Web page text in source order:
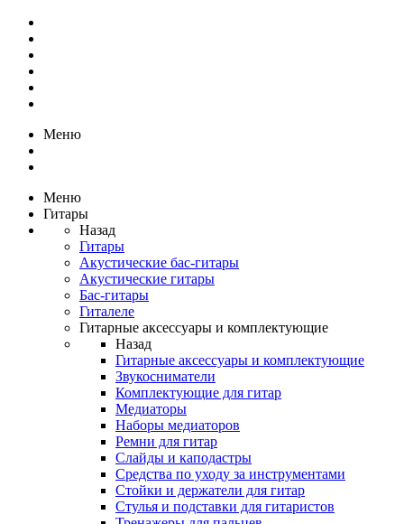
Меню
Меню
Гитары
Назад
Гитары
Акустические бас-гитары
Акустические гитары
Бас-гитары
Гиталеле
Гитарные аксессуары и комплектующие
Назад
Гитарные аксессуары и комплектующие
Звукосниматели
Комплектующие для гитар
Медиаторы
Наборы медиаторов
Ремни для гитар
Слайды и каподастры
Средства по уходу за инструментами
Стойки и держатели для гитар
Стулья и подставки для гитаристов